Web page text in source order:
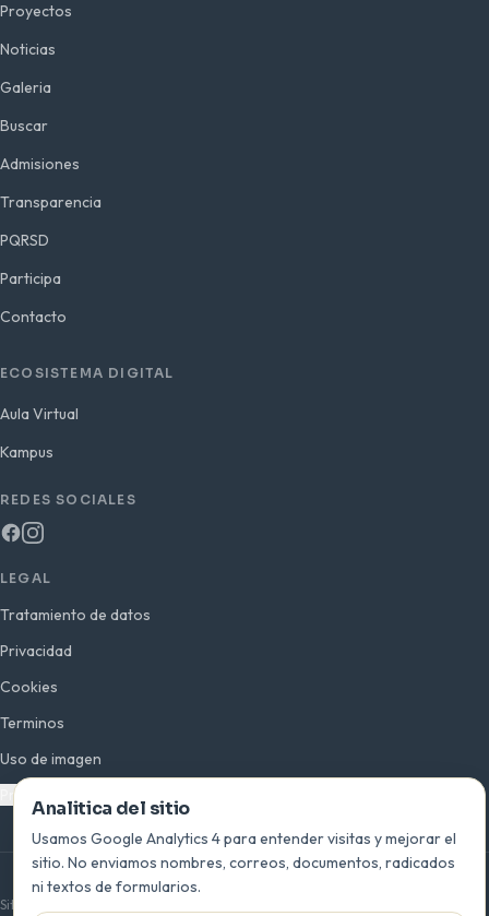
Proyectos
Noticias
Galeria
Buscar
Admisiones
Transparencia
PQRSD
Participa
Contacto
ECOSISTEMA DIGITAL
Aula Virtual
Kampus
REDES SOCIALES
LEGAL
Tratamiento de datos
Privacidad
Cookies
Terminos
Uso de imagen
Preferencias de analitica
© 2026 INEPLAVI · San Bernardo del Viento, Córdoba · Colombia
Sitio oficial de la Institución Educativa Playas del Viento —
Analitica del sitio
Usamos Google Analytics 4 para entender visitas y mejorar el
sitio. No enviamos nombres, correos, documentos, radicados
ni textos de formularios.